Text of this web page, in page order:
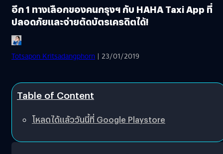
อีก 1 ทางเลือกของคนกรุงฯ กับ HAHA Taxi App ที่
ปลอดภัยและจ่ายตัดบัตรเครดิตได้!
Totsapon Kritsadangphorn | 23/01/2019
Table of Content
โหลดได้แล้ววันนี้ที่ Google Playstore